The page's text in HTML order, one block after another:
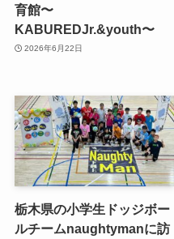
育館〜
KABUREDJr.&youth〜
2026年6月22日
栃木県の小学生ドッジボー
ルチームnaughtymanに訪